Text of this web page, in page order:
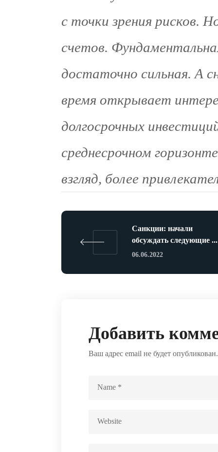
с точки зрения рисков.
счетов.
достаточно сильная. А
время открывает
долгосрочных
среднесрочном
взгляд, более
Санкции: начали
обсуждать следующие ...
06.06.2022
Добавить
Ваш адрес email не будет опубликован.